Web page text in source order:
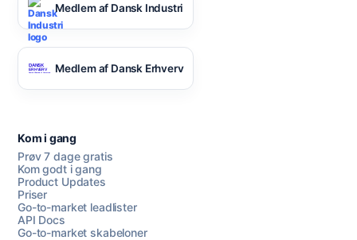
Medlem af Dansk Industri
Medlem af Dansk Erhverv
Kom i gang
Prøv 7 dage gratis
Kom godt i gang
Product Updates
Priser
Go-to-market leadlister
API Docs
Go-to-market skabeloner